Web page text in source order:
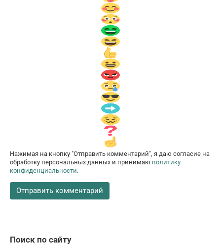
Нажимая на кнопку "Отправить комментарий", я даю согласие на
обработку персональных данных и принимаю политику
конфиденциальности.
Поиск по сайту